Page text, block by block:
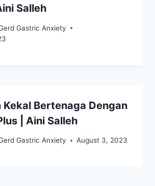
Salleh
Gastric Anxiety
Kekal Bertenaga Dengan
| Aini Salleh
Gastric Anxiety August 3, 2023